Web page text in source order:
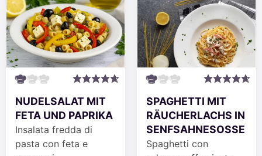
NUDELSALAT MIT
FETA UND PAPRIKA
Insalata fredda di
pasta con feta e
SPAGHETTI MIT
RÄUCHERLACHS IN
SENFSAHNESOSSE
Spaghetti con